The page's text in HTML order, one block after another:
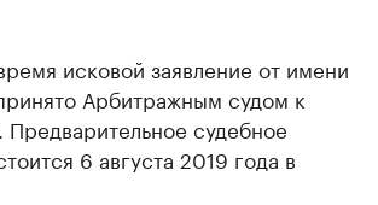
исковой заявление от имени
Арбитражным судом к
Предварительное судебное
6 августа 2019 года в